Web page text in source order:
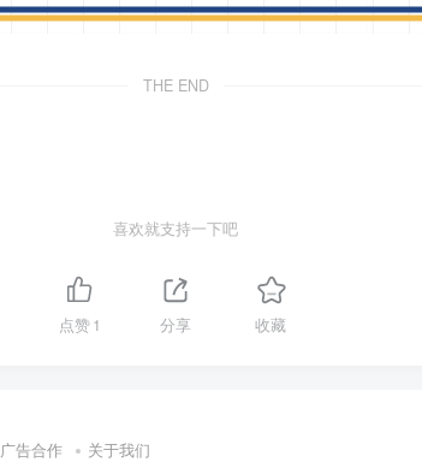
THE END
喜欢就支持一下吧
点赞1 分享 收藏
广告合作 关于我们